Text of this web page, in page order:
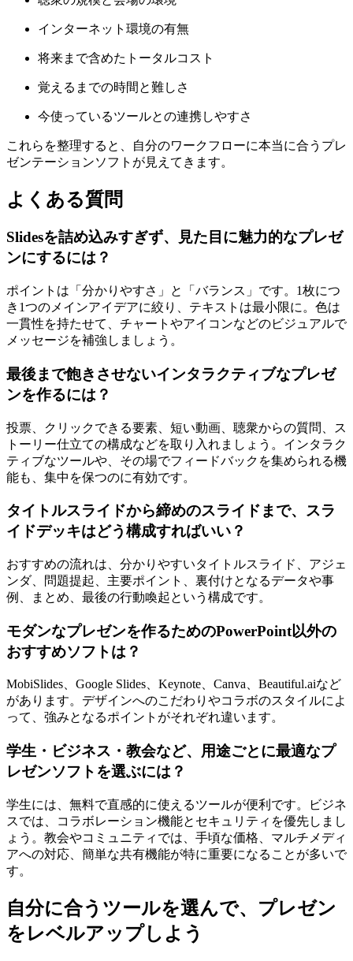
インターネット環境の有無
将来まで含めたトータルコスト
覚えるまでの時間と難しさ
今使っているツールとの連携しやすさ
これらを整理すると、自分のワークフローに本当に合うプレ
ゼンテーションソフトが見えてきます。
よくある質問
Slidesを詰め込みすぎず、見た目に魅力的なプレゼ
ンにするには？
ポイントは「分かりやすさ」と「バランス」です。1枚につ
き1つのメインアイデアに絞り、テキストは最小限に。色は
一貫性を持たせて、チャートやアイコンなどのビジュアルで
メッセージを補強しましょう。
最後まで飽きさせないインタラクティブなプレゼ
ンを作るには？
投票、クリックできる要素、短い動画、聴衆からの質問、ス
トーリー仕立ての構成などを取り入れましょう。インタラク
ティブなツールや、その場でフィードバックを集められる機
能も、集中を保つのに有効です。
タイトルスライドから締めのスライドまで、スラ
イドデッキはどう構成すればいい？
おすすめの流れは、分かりやすいタイトルスライド、アジェ
ンダ、問題提起、主要ポイント、裏付けとなるデータや事
例、まとめ、最後の行動喚起という構成です。
モダンなプレゼンを作るためのPowerPoint以外の
おすすめソフトは？
MobiSlides、Google Slides、Keynote、Canva、Beautiful.aiなど
があります。デザインへのこだわりやコラボのスタイルによ
って、強みとなるポイントがそれぞれ違います。
学生・ビジネス・教会など、用途ごとに最適なプ
レゼンソフトを選ぶには？
学生には、無料で直感的に使えるツールが便利です。ビジネ
スでは、コラボレーション機能とセキュリティを優先しまし
ょう。教会やコミュニティでは、手頃な価格、マルチメディ
アへの対応、簡単な共有機能が特に重要になることが多いで
す。
自分に合うツールを選んで、プレゼン
をレベルアップしよう